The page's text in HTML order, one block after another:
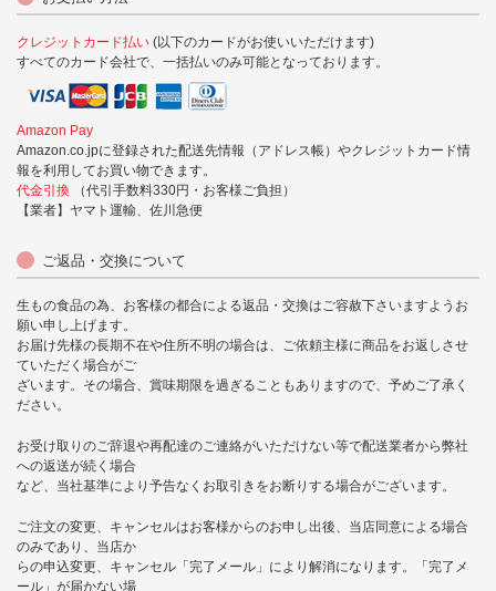
クレジットカード払い (以下のカードがお使いいただけます)
すべてのカード会社で、一括払いのみ可能となっております。
Amazon Pay
Amazon.co.jpに登録された配送先情報（アドレス帳）やクレジットカード情
報を利用してお買い物できます。
代金引換
（代引手数料330円・お客様ご負担）
【業者】ヤマト運輸、佐川急便
ご返品・交換について
生もの食品の為、お客様の都合による返品・交換はご容赦下さいますようお
願い申し上げます。
お届け先様の長期不在や住所不明の場合は、ご依頼主様に商品をお返しさせ
ていただく場合がご
ざいます。その場合、賞味期限を過ぎることもありますので、予めご了承く
ださい。
お受け取りのご辞退や再配達のご連絡がいただけない等で配送業者から弊社
への返送が続く場合
など、当社基準により予告なくお取引きをお断りする場合がございます。
ご注文の変更、キャンセルはお客様からのお申し出後、当店同意による場合
のみであり、当店か
らの申込変更、キャンセル「完了メール」により解消になります。「完了メ
ール」が届かない場